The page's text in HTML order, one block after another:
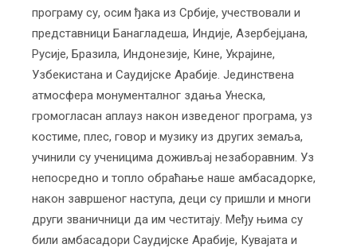
програму су, осим ђака из Србије, учествовали и
представници Банагладеша, Индије, Азербејџана,
Русије, Бразила, Индонезије, Кине, Украјине,
Узбекистана и Саудијске Арабије. Јединствена
атмосфера монументалног здања Унеска,
громогласан аплауз након изведеног програма, уз
костиме, плес, говор и музику из других земаља,
учинили су ученицима доживљај незаборавним. Уз
непосредно и топло обраћање наше амбасадорке,
након завршеног наступа, деци су пришли и многи
други званичници да им честитају. Међу њима су
били амбасадори Саудијске Арабије, Кувајата и